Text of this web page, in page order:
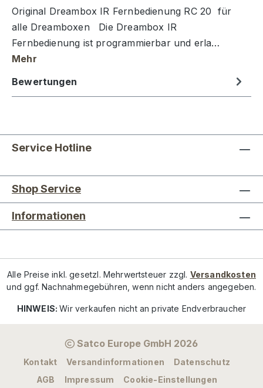
Original Dreambox IR Fernbedienung RC 20 für
alle Dreamboxen Die Dreambox IR
Fernbedienung ist programmierbar und erla…
Mehr
Bewertungen
Service Hotline
Shop Service
Informationen
Alle Preise inkl. gesetzl. Mehrwertsteuer zzgl. Versandkosten
und ggf. Nachnahmegebühren, wenn nicht anders angegeben.
HINWEIS:Wir verkaufen nicht an private Endverbraucher
Satco Europe GmbH 2026
Kontakt Versandinformationen
Datenschutz
AGB
Impressum Cookie-Einstellungen